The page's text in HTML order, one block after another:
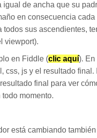
igual de ancha que su
en consecuencia
todos sus ascendientes,
viewport).
en Fiddle (clic aquí). En
css, js y el resultado
final para ver
momento.
está cambiando